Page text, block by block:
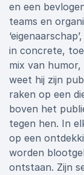
en een
teams en
in concrete,
mix van
weet hij zijn
raken op een
boven het
tegen hen. In
op een
worden
ontstaan. Zijn